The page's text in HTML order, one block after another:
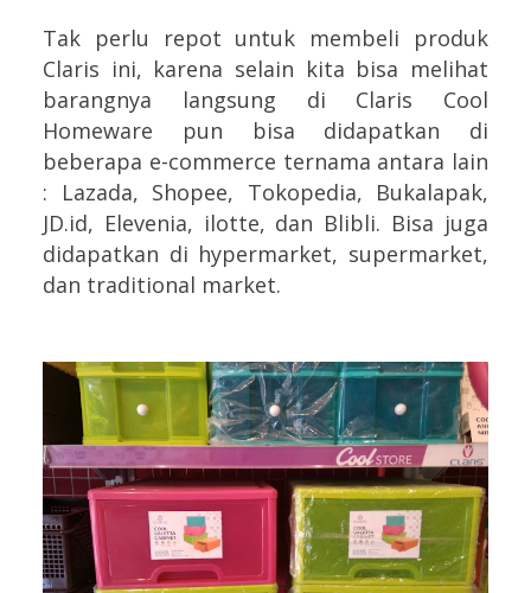
Tak perlu repot untuk membeli produk
Claris ini, karena selain kita bisa melihat
barangnya langsung di Claris Cool
Homeware pun bisa didapatkan di
beberapa e-commerce ternama antara lain
: Lazada, Shopee, Tokopedia, Bukalapak,
JD.id, Elevenia, ilotte, dan Blibli. Bisa juga
didapatkan di hypermarket, supermarket,
dan traditional market.